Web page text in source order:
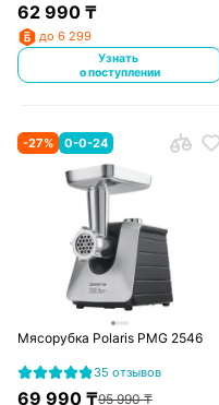
62 990₸
до 6 299
Узнать
о поступлении
-27% 0-0-24
Мясорубка Polaris PMG 2546
35 отзывов
69 990₸95 990₸